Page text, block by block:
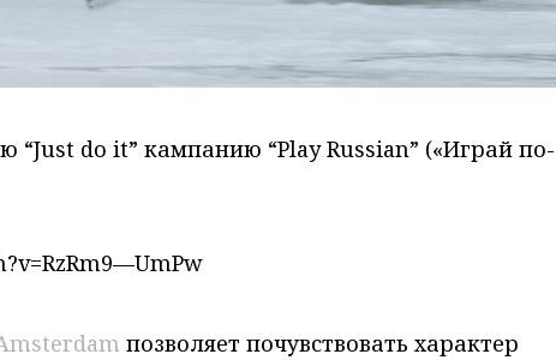
“Just do it” кампанию “Play Russian” («Играй по-
позволяет почувствовать характер